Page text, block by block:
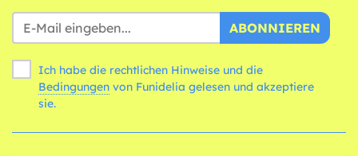
ABONNIEREN
Ich habe die rechtlichen Hinweise und die
Bedingungen
sie.